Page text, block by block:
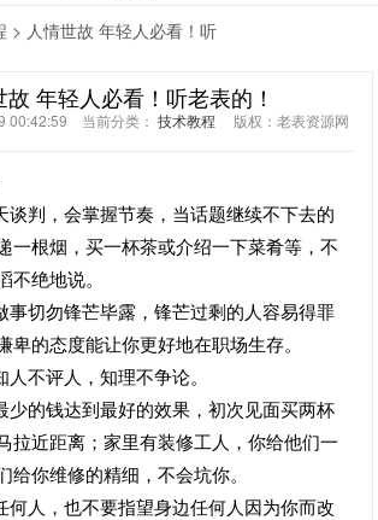
> 人情世故 年轻人必看！听
故 年轻人必看！听老表的！
00:42:59 当前分类： 技术教程 版权：老表资源网
谈判，会掌握节奏，当话题继续不下去的
一根烟，买一杯茶或介绍一下菜肴等，不
不绝地说。
事切勿锋芒毕露，锋芒过剩的人容易得罪
卑的态度能让你更好地在职场生存。
不评人，知理不争论。
少的钱达到最好的效果，初次见面买两杯
拉近距离；家里有装修工人，你给他们一
给你维修的精细，不会坑你。
何人，也不要指望身边任何人因为你而改